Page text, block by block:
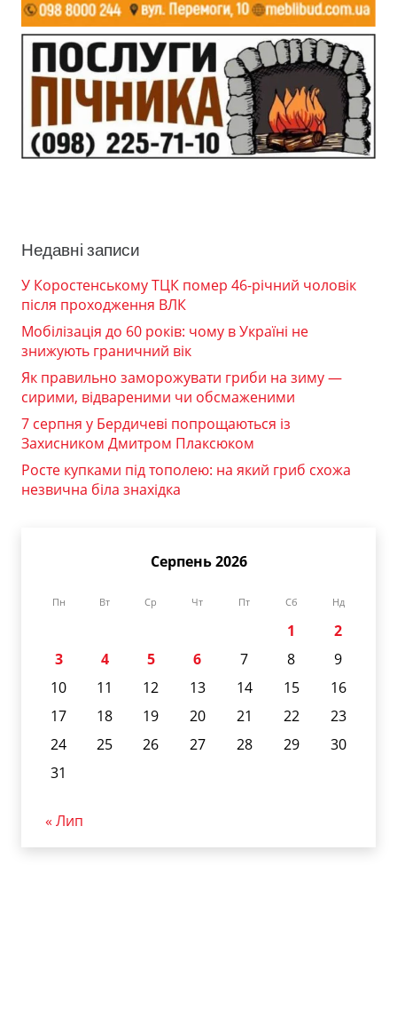
Недавні записи
У Коростенському ТЦК помер 46-річний чоловік
після проходження ВЛК
Мобілізація до 60 років: чому в Україні не
знижують граничний вік
Як правильно заморожувати гриби на зиму —
сирими, відвареними чи обсмаженими
7 серпня у Бердичеві попрощаються із
Захисником Дмитром Плаксюком
Росте купками під тополею: на який гриб схожа
незвична біла знахідка
Серпень 2026
Пн Вт Ср Чт Пт Сб Нд
1
2
3
4 5 6 7 8
9
10
11 12 13 14 15
16
17
18 19 20 21 22
23
24
25 26 27 28 29
30
31
« Лип